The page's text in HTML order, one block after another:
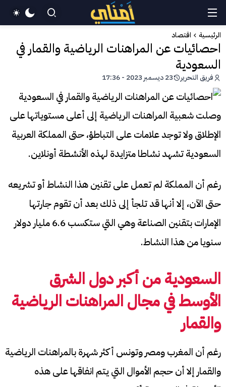
الرئيسية اقتصاد
احصائيات عن المراهنات الرياضية والقمار في
السعودية
فريق التحرير 23 ديسمبر 2023 - 17:36
وصلت شعبية المراهنات الرياضية إلى أعلى مستوياتها على
الإطلاق ولا توجد علامات على التباطؤ، حتى المملكة العربية
السعودية تشهد نشاطا متزايدة لهذه الأنشطة أونلاين.
رغم أن المملكة لم تعمل على تقنين هذا النشاط أو تشريعه
حتى الآن، إلا أنها قد تلجأ إلى ذلك بعد أن تقوم جارتها
الإمارات بتقنين الصناعة وهي التي ستكسب 6.6 مليار دولار
سنويا من هذا النشاط.
السعودية من أكبر دول الشرق
الأوسط في مجالالمراهنات الرياضية
والقمار
رغم أن المغرب ومصر وتونس أكثر شهرة بالمراهنات الرياضية
والقمار إلا أن حجم الأموال التي يتم انفاقها على هذه